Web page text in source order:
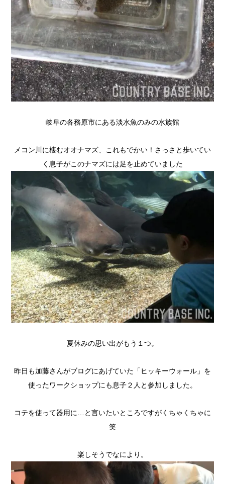
岐阜の各務原市にある淡水魚のみの水族館
メコン川に棲むオオナマズ、これもでかい！さっさと歩いてい
く息子がこのナマズには足を止めていました
夏休みの思い出がもう１つ。
昨日も加藤さんがブログにあげていた「ヒッキーウォール」を
使ったワークショップにも息子２人と参加しました。
コテを使って器用に…と言いたいところですがくちゃくちゃに
笑
楽しそうでなにより。